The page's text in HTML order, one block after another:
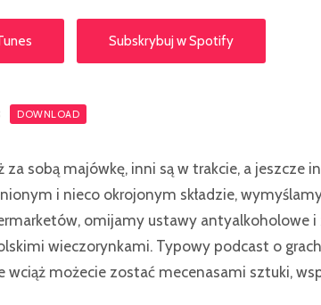
Subskrybuj w Spotify
DOWNLOAD
za sobą majówkę, inni są w trakcie, a jeszcze
i nieco okrojonym składzie,
omijamy ustawy antyalkoholowe i
wieczorynkami. Typowy podcast o
wciąż możecie zostać mecenasami sztuki,